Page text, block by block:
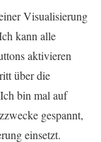
Visualisierung
kann alle
aktivieren
über die
bin mal auf
gespannt,
einsetzt.